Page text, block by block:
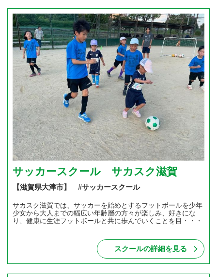
サッカースクール サカスク滋賀
【滋賀県大津市】 #サッカースクール
サカスク滋賀では、サッカーを始めとするフットボールを少年
少女から大人までの幅広い年齢層の方々が楽しみ、好きにな
り、健康に生涯フットボールと共に歩んでいくことを目・・・
スクールの詳細を見る